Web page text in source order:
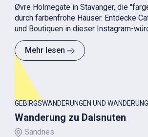
Øvre Holmegate in Stavanger, die
durch farbenfrohe Häuser. Entdecke
und Boutiquen in dieser Instagram-
Mehr lesen
GEBIRGSWANDERUNGEN UND
Wanderung zu Dalsnuten
Sandnes